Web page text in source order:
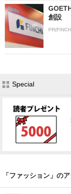
創設
Special
「ファッション」の